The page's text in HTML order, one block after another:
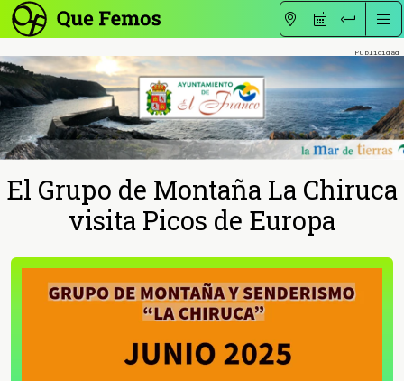
El Grupo de Montaña La Chiruca
visita Picos de Europa